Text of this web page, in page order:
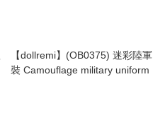
【dollremi】(OB0375) 迷彩陸軍
裝 Camouflage military uniform